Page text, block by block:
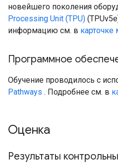
новейшего поколения
Processing Unit (TPU)
информацию см. в карточке
Программное
Обучение проводилось с
Pathways . Подробнее см. в
Оценка
Результаты